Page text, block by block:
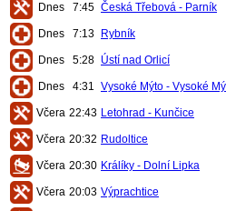
Dnes 7:45 Česká Třebová - Parník
Dnes 7:13 Rybník
Dnes 5:28 Ústí nad Orlicí
Dnes 4:31 Vysoké Mýto - Vysoké
Včera 22:43 Letohrad - Kunčice
Včera 20:32 Rudoltice
Včera 20:30 Králíky - Dolní Lipka
Včera 20:03 Výprachtice